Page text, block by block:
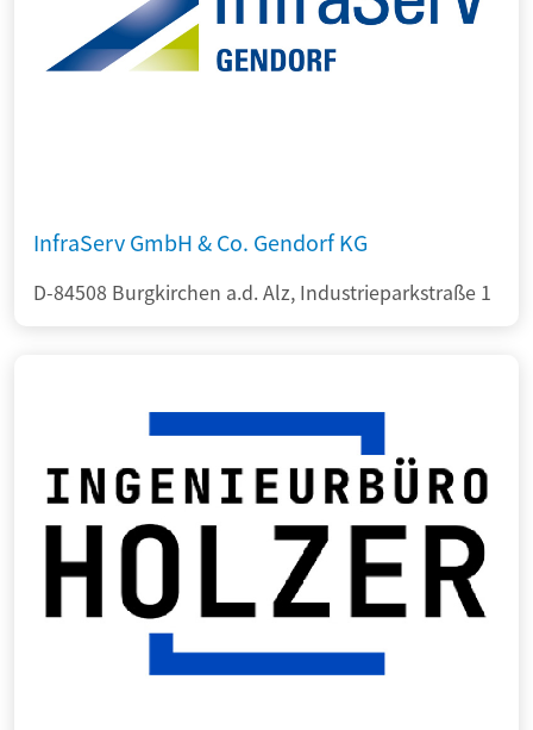
InfraServ GmbH & Co. Gendorf KG
D-84508 Burgkirchen a.d. Alz, Industrieparkstraße 1